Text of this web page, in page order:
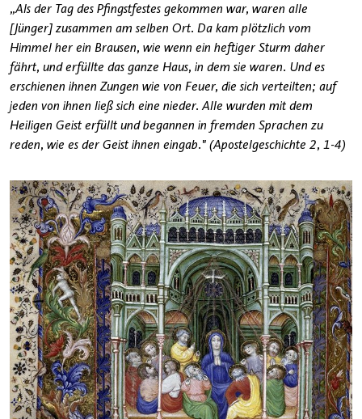
„Als der Tag des Pfingstfestes gekommen war, waren alle
[Jünger] zusammen am selben Ort. Da kam plötzlich vom
Himmel her ein Brausen, wie wenn ein heftiger Sturm daher
fährt, und erfüllte das ganze Haus, in dem sie waren. Und es
erschienen ihnen Zungen wie von Feuer, die sich verteilten; auf
jeden von ihnen ließ sich eine nieder. Alle wurden mit dem
Heiligen Geist erfüllt und begannen in fremden Sprachen zu
reden, wie es der Geist ihnen eingab." (Apostelgeschichte 2, 1-4)